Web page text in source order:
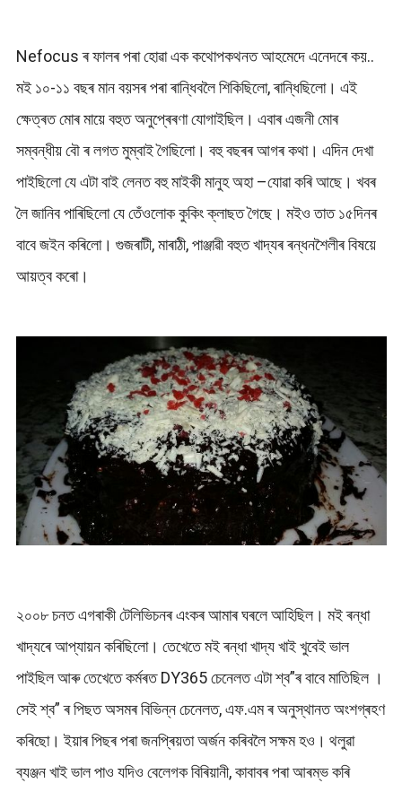
Nefocus ৰ ফালৰ পৰা হোৱা এক কথোপকথনত আহমেদে এনেদৰে কয়..
মই ১০-১১ বছৰ মান বয়সৰ পৰা ৰান্ধিবলৈ শিকিছিলো, ৰান্ধিছিলো। এই
ক্ষেত্ৰত মোৰ মায়ে বহুত অনুপ্ৰেৰণা যোগাইছিল। এবাৰ এজনী মোৰ
সম্বন্ধীয় বৌ ৰ লগত মুম্বাই গৈছিলো। বহু বছৰৰ আগৰ কথা। এদিন দেখা
পাইছিলো যে এটা বাই লেনত বহু মাইকী মানুহ অহা –যোৱা কৰি আছে। খবৰ
লৈ জানিব পাৰিছিলো যে তেঁওলোক কুকিং ক্লাছত গৈছে। মইও তাত ১৫দিনৰ
বাবে জইন কৰিলো। গুজৰাটী, মাৰাঠী, পাঞ্জাৱী বহুত খাদ্যৰ ৰন্ধনশৈলীৰ বিষয়ে
আয়ত্ব কৰো।
২০০৮ চনত এগৰাকী টেলিভিচনৰ এংকৰ আমাৰ ঘৰলে আহিছিল। মই ৰন্ধা
খাদ্যৰে আপ্যায়ন কৰিছিলো। তেখেতে মই ৰন্ধা খাদ্য খাই খুবেই ভাল
পাইছিল আৰু তেখেতে কৰ্মৰত DY365 চেনেলত এটা শ্ব”ৰ বাবে মাতিছিল ।
সেই শ্ব” ৰ পিছত অসমৰ বিভিন্ন চেনেলত, এফ.এম ৰ অনুস্থানত অংশগ্ৰহণ
কৰিছো। ইয়াৰ পিছৰ পৰা জনপ্ৰিয়তা অৰ্জন কৰিবলৈ সক্ষম হও। থলুৱা
ব্যঞ্জন খাই ভাল পাও যদিও বেলেগক বিৰিয়ানী, কাবাবৰ পৰা আৰম্ভ কৰি